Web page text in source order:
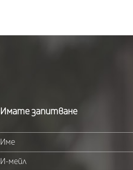
Имате запитване